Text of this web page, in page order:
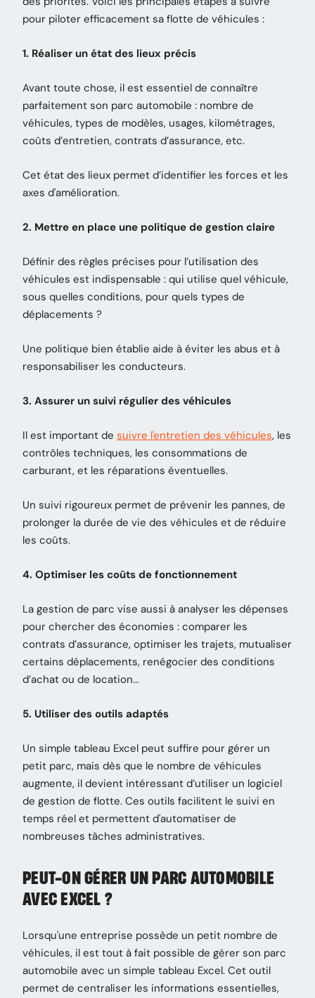
pour piloter efficacement sa flotte de véhicules :
1. Réaliser un état des lieux précis
Avant toute chose, il est essentiel de connaître
parfaitement son parc automobile : nombre de
véhicules, types de modèles, usages, kilométrages,
coûts d’entretien, contrats d’assurance, etc.
Cet état des lieux permet d’identifier les forces et les
axes d'amélioration.
2. Mettre en place une politique de gestion claire
Définir des règles précises pour l’utilisation des
véhicules est indispensable : qui utilise quel véhicule,
sous quelles conditions, pour quels types de
déplacements ?
Une politique bien établie aide à éviter les abus et à
responsabiliser les conducteurs.
3. Assurer un suivi régulier des véhicules
Il est important de suivre l'entretien des véhicules, les
contrôles techniques, les consommations de
carburant, et les réparations éventuelles.
Un suivi rigoureux permet de prévenir les pannes, de
prolonger la durée de vie des véhicules et de réduire
les coûts.
4. Optimiser les coûts de fonctionnement
La gestion de parc vise aussi à analyser les dépenses
pour chercher des économies : comparer les
contrats d’assurance, optimiser les trajets, mutualiser
certains déplacements, renégocier des conditions
d’achat ou de location...
5. Utiliser des outils adaptés
Un simple tableau Excel peut suffire pour gérer un
petit parc, mais dès que le nombre de véhicules
augmente, il devient intéressant d’utiliser un logiciel
de gestion de flotte. Ces outils facilitent le suivi en
temps réel et permettent d'automatiser de
nombreuses tâches administratives.
PEUT-ON GÉRER UN PARC AUTOMOBILE
AVEC EXCEL ?
Lorsqu'une entreprise possède un petit nombre de
véhicules, il est tout à fait possible de gérer son parc
automobile avec un simple tableau Excel. Cet outil
permet de centraliser les informations essentielles,